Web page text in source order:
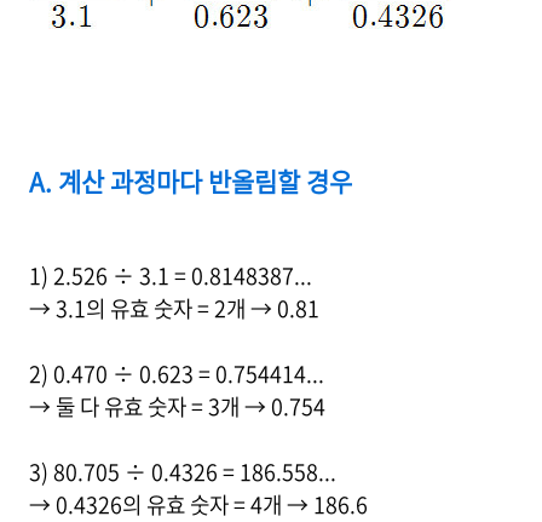
A. 계산 과정마다 반올림할 경우
1) 2.526 ÷ 3.1 = 0.8148387...
→ 3.1의 유효 숫자 = 2개 → 0.81
2) 0.470 ÷ 0.623 = 0.754414...
→ 둘 다 유효 숫자 = 3개 → 0.754
3) 80.705 ÷ 0.4326 = 186.558...
→ 0.4326의 유효 숫자 = 4개 → 186.6